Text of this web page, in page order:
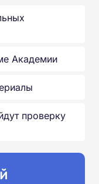
Академии
проверку